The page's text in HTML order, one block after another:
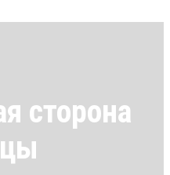
сторона